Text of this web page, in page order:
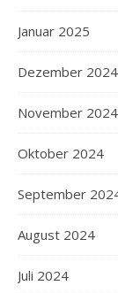
Januar 2025
Dezember 2024
November 2024
Oktober 2024
September
August 2024
Juli 2024